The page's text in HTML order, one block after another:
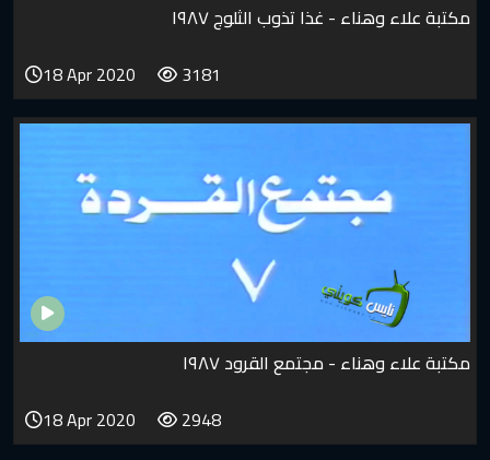
مكتبة علاء وهناء - غذا تذوب الثلوج ١٩٨٧
3181
18 Apr 2020
مكتبة علاء وهناء - مجتمع القرود ١٩٨٧
2948
18 Apr 2020